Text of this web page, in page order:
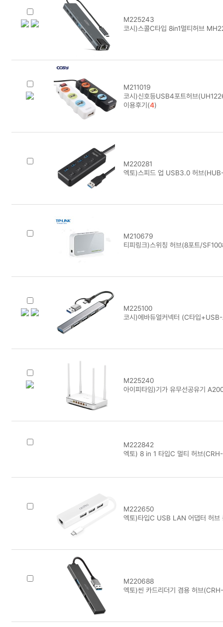
M225243
코시)스콜C타입 8in1멀티허브
M211019
코시)신호등USB4포트허브
이용후기(4)
M220281
엑토)스피드 업 USB3.0 허브
M210679
티피링크)스위칭 허브(8포트/
M225100
코시)에바듀얼커넥터 (C타입
M225240
아이피타임)기가 유무선공유기
M222842
엑토) 8 in 1 타입C 멀티 허브
M222650
엑토)타입C USB LAN 어댑터 허
M220688
엑토)씬 카드리더기 겸용 허브